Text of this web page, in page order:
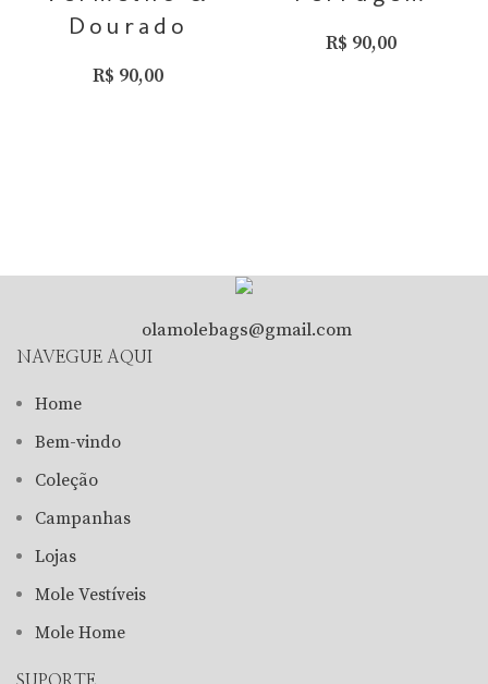
Dourado
R$ 90,00
R$ 90,00
olamolebags@gmail.com
NAVEGUE AQUI
Home
Bem-vindo
Coleção
Campanhas
Lojas
Mole Vestíveis
Mole Home